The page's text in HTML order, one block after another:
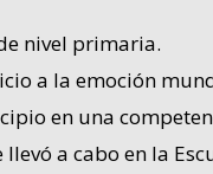
nivel primaria.
a la emoción
en una
a cabo en la